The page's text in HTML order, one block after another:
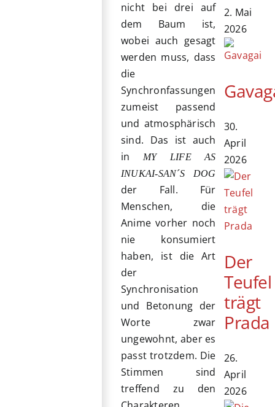
nicht bei drei auf
dem Baum ist,
wobei auch gesagt
werden muss, dass
die
Synchronfassungen
zumeist passend
und atmosphärisch
sind. Das ist auch
in
MY LIFE AS
INUKAI-SAN´S DOG
der Fall. Für
Menschen, die
Anime vorher noch
nie konsumiert
haben, ist die Art
der
Synchronisation
und Betonung der
Worte zwar
ungewohnt, aber es
passt trotzdem. Die
Stimmen sind
treffend zu den
2. Mai
2026
30.
April
2026
Der
Teufel
trägt
Prada
26.
April
2026